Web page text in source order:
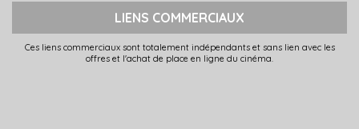
LIENS COMMERCIAUX
Ces liens commerciaux sont totalement indépendants et sans lien avec les
offres et l'achat de place en ligne du cinéma.